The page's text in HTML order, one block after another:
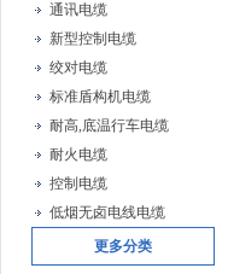
通讯电缆
新型控制电缆
绞对电缆
标准盾构机电缆
耐高,底温行车电缆
耐火电缆
控制电缆
低烟无卤电线电缆
更多分类